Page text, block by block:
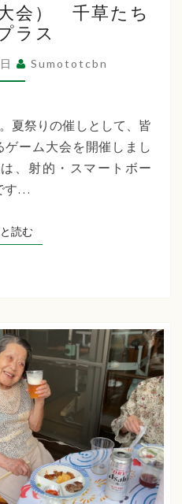
祭
り
（ゲ
ー
大
会）
千
草
ち
ス
会） 千草たち
ラス
Sumototcbn
夏祭りの催しとして、皆
ーム大会を開催しまし
、射的・スマートボー
す…
読むもっと読む